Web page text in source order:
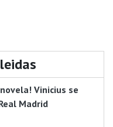
Vinicius se
Madrid